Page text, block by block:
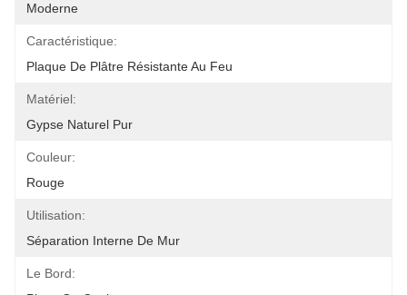
Moderne
Caractéristique:
Plaque De Plâtre Résistante Au Feu
Matériel:
Gypse Naturel Pur
Couleur:
Rouge
Utilisation:
Séparation Interne De Mur
Le Bord: